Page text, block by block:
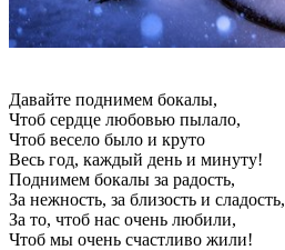
Давайте поднимем бокалы,
Чтоб сердце любовью пылало,
Чтоб весело было и круто
Весь год, каждый день и минуту!
Поднимем бокалы за радость,
За нежность, за близость и сладость,
За то, чтоб нас очень любили,
Чтоб мы очень счастливо жили!